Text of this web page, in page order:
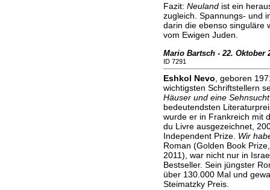
Fazit: Neulandist ein
zugleich. Spannungs- und
darin die ebenso singuläre
vom Ewigen Juden.
Mario Bartsch - 22. Oktober
ID 7291
Eshkol Nevo , geboren
wichtigsten Schriftstellern
Häuser und eine Sehnsucht
bedeutendsten
wurde er in Frankreich mit
du Livre ausgezeichnet,
Independent Prize. Wir
Roman (Golden Book
2011), war nicht nur in
Bestseller. Sein jüngster
über 130.000 Mal und
Steimatzky Preis.